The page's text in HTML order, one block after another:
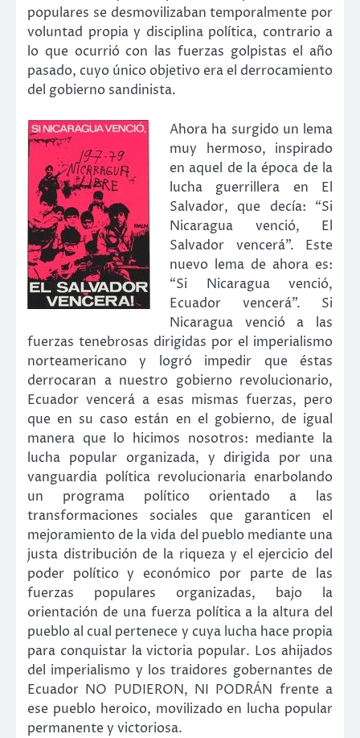
populares se desmovilizaban temporalmente por
voluntad propia y disciplina política, contrario a
lo que ocurrió con las fuerzas golpistas el año
pasado, cuyo único objetivo era el derrocamiento
del gobierno sandinista.
Ahora ha surgido un lema
muy hermoso, inspirado
en aquel de la época de la
lucha guerrillera en El
Salvador, que decía: “Si
Nicaragua venció, El
Salvador vencerá”. Este
nuevo lema de ahora es:
“Si Nicaragua venció,
Ecuador vencerá”. Si
Nicaragua venció a las
fuerzas tenebrosas dirigidas por el imperialismo
norteamericano y logró impedir que éstas
derrocaran a nuestro gobierno revolucionario,
Ecuador vencerá a esas mismas fuerzas, pero
que en su caso están en el gobierno, de igual
manera que lo hicimos nosotros: mediante la
lucha popular organizada, y dirigida por una
vanguardia política revolucionaria enarbolando
un programa político orientado a las
transformaciones sociales que garanticen el
mejoramiento de la vida del pueblo mediante una
justa distribución de la riqueza y el ejercicio del
poder político y económico por parte de las
fuerzas populares organizadas, bajo la
orientación de una fuerza política a la altura del
pueblo al cual pertenece y cuya lucha hace propia
para conquistar la victoria popular. Los ahijados
del imperialismo y los traidores gobernantes de
Ecuador NO PUDIERON, NI PODRÁN frente a
ese pueblo heroico, movilizado en lucha popular
permanente y victoriosa.